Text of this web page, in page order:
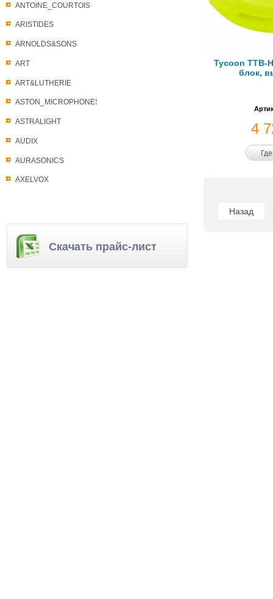
ANTOINE_COURTOIS
ARISTIDES
ARNOLDS&SONS
ART
ART&LUTHERIE
ASTON_MICROPHONES
ASTRALIGHT
AUDIX
AURASONICS
AXELVOX
Скачать прайс-лист
Tycoon TTB-
блок,
4
Назад